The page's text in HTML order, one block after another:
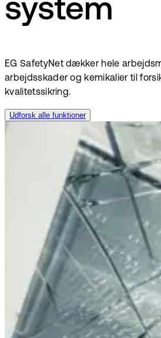
system
EG SafetyNet dækker hele
arbejdsskader og kemikalier til
kvalitetssikring.
Udforsk alle funktioner